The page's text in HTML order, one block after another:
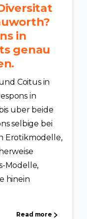
in
genau
Coitus in
in
uber beide
selbige bei
Erotikmodelle,
Modelle,
hinein
Read more